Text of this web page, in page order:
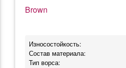
Brown
Износостойкость:
Состав материала:
Тип ворса: